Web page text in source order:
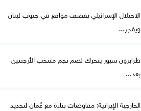
الاحتلال الإسرائيلي يقصف مواقع في جنوب لبنان
ويفجر...
طرابزون سبور يتحرك لضم نجم منتخب الأرجنتين
بعد...
الخارجية الإيرانية: مفاوضات بناءة مع عُمان لتحديد